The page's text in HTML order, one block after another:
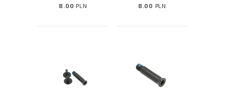
8.00 PLN 8.00 PLN